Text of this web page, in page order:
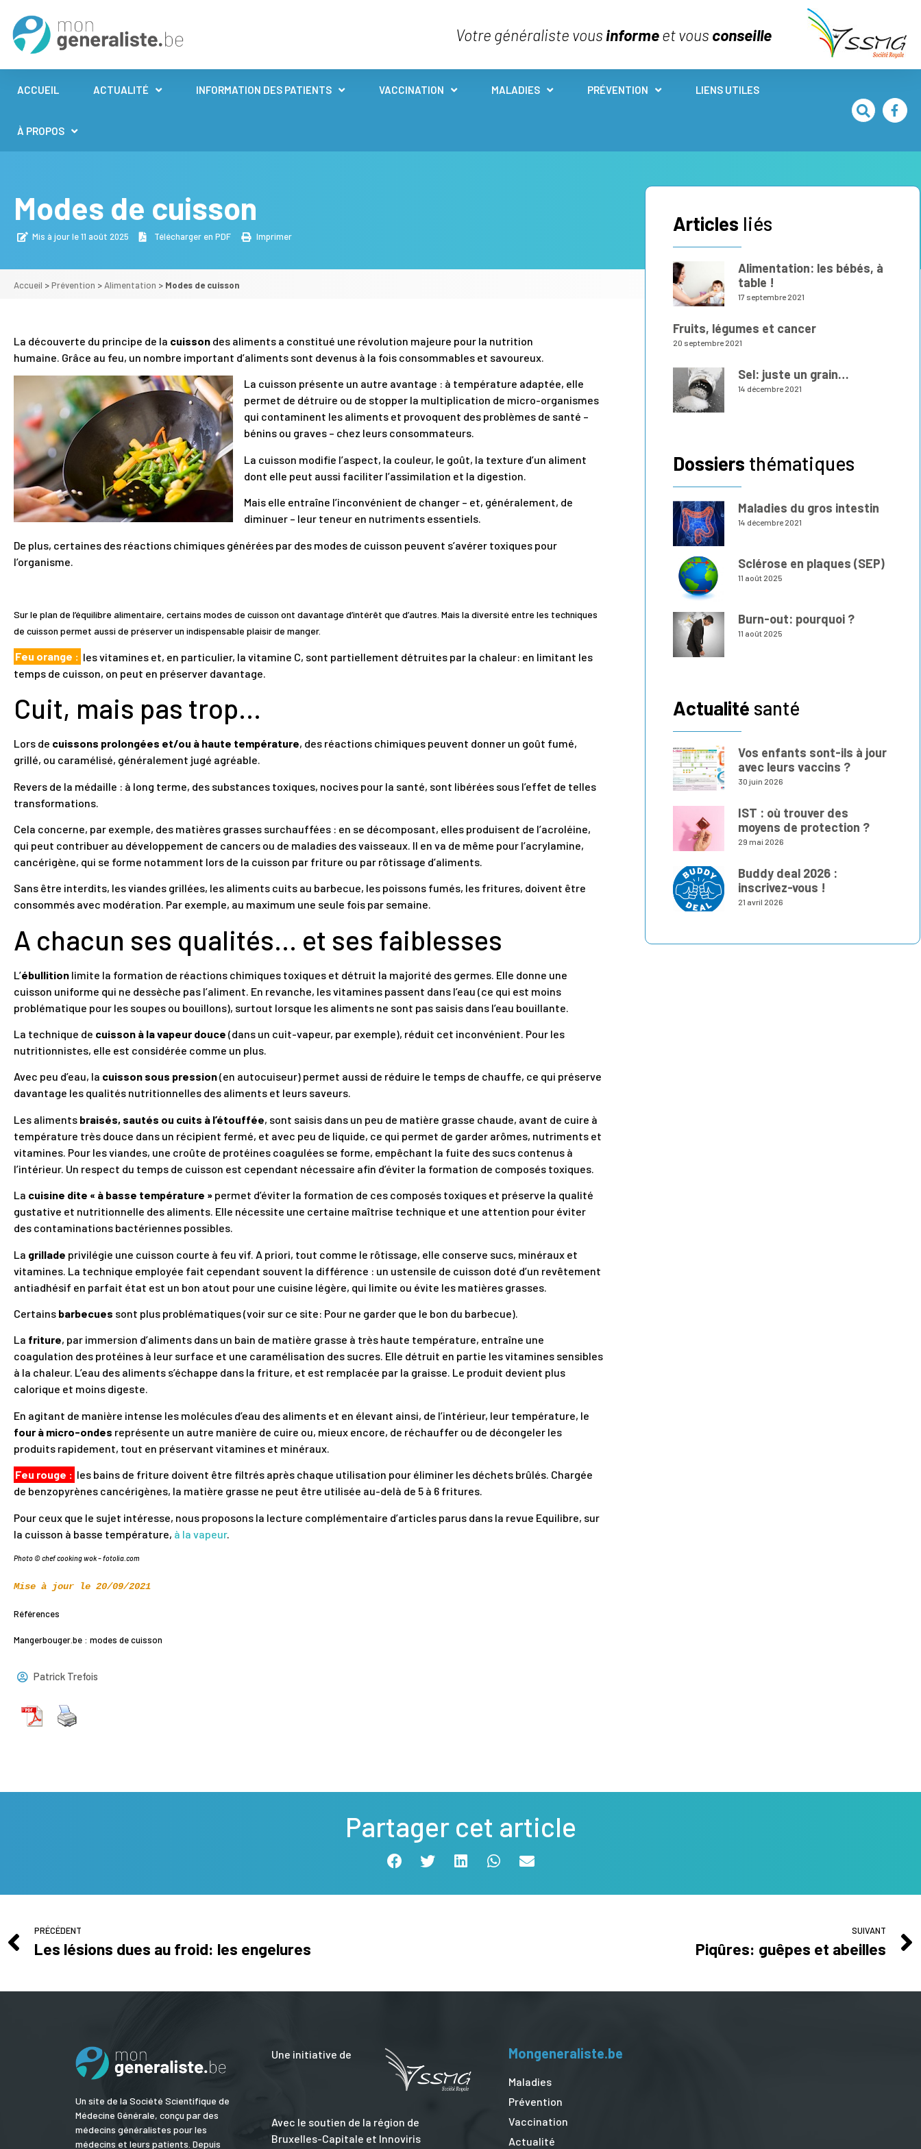
Votre généraliste vous informeet vous conseille
ACCUEIL ACTUALITÉ INFORMATION DES PATIENTS VACCINATION MALADIES PRÉVENTION LIENS UTILES
À PROPOS
Modes de cuisson
Mis à jour le 11 août 2025 Télécharger en PDF Imprimer
Articles liés
Alimentation: les bébés, à
table !
17 septembre 2021
Fruits, légumes et cancer
20 septembre 2021
Sel: juste un grain…
14 décembre 2021
Dossiers thématiques
Maladies du gros intestin
14 décembre 2021
Sclérose en plaques (SEP)
11 août 2025
Burn-out: pourquoi ?
11 août 2025
Actualité santé
Vos enfants sont-ils à jour
avec leurs vaccins ?
30 juin 2026
IST : où trouver des
moyens de protection ?
29 mai 2026
Buddy deal 2026 :
inscrivez-vous !
21 avril 2026
Accueil >Prévention > Alimentation > Modes de cuisson
La découverte du principe de la cuisson des aliments a constitué une révolution majeure pour la nutrition
humaine. Grâce au feu, un nombre important d’aliments sont devenus à la fois consommables et savoureux.
La cuisson présente un autre avantage : à température adaptée, elle
permet de détruire ou de stopper la multiplication de micro-organismes
qui contaminent les aliments et provoquent des problèmes de santé –
bénins ou graves – chez leurs consommateurs.
La cuisson modifie l’aspect, la couleur, le goût, la texture d’un aliment
dont elle peut aussi faciliter l’assimilation et la digestion.
Mais elle entraîne l’inconvénient de changer – et, généralement, de
diminuer – leur teneur en nutriments essentiels.
De plus, certaines des réactions chimiques générées par des modes de cuisson peuvent s’avérer toxiques pour
l’organisme.
Sur le plan de l’équilibre alimentaire, certains modes de cuisson ont davantage d’intérêt que d’autres. Mais la diversité entre les techniques
de cuisson permet aussi de préserver un indispensable plaisir de manger.
Feu orange : les vitamines et, en particulier, la vitamine C, sont partiellement détruites par la chaleur: en limitant les
temps de cuisson, on peut en préserver davantage.
Cuit, mais pas trop…
Lors de cuissons prolongées et/ou à haute température, des réactions chimiques peuvent donner un goût fumé,
grillé, ou caramélisé, généralement jugé agréable.
Revers de la médaille : à long terme, des substances toxiques, nocives pour la santé, sont libérées sous l’effet de telles
transformations.
Cela concerne, par exemple, des matières grasses surchauffées : en se décomposant, elles produisent de l’acroléine,
qui peut contribuer au développement de cancers ou de maladies des vaisseaux. Il en va de même pour l’acrylamine,
cancérigène, qui se forme notamment lors de la cuisson par friture ou par rôtissage d’aliments.
Sans être interdits, les viandes grillées, les aliments cuits au barbecue, les poissons fumés, les fritures, doivent être
consommés avec modération. Par exemple, au maximum une seule fois par semaine.
A chacun ses qualités… et ses faiblesses
L’ébullition limite la formation de réactions chimiques toxiques et détruit la majorité des germes. Elle donne une
cuisson uniforme qui ne dessèche pas l’aliment. En revanche, les vitamines passent dans l’eau (ce qui est moins
problématique pour les soupes ou bouillons), surtout lorsque les aliments ne sont pas saisis dans l’eau bouillante.
La technique de cuisson à la vapeur douce (dans un cuit-vapeur, par exemple), réduit cet inconvénient. Pour les
nutritionnistes, elle est considérée comme un plus.
Avec peu d’eau, la cuisson sous pression(en autocuiseur) permet aussi de réduire le temps de chauffe, ce qui préserve
davantage les qualités nutritionnelles des aliments et leurs saveurs.
Les aliments braisés, sautés ou cuits à l’étouffée, sont saisis dans un peu de matière grasse chaude, avant de cuire à
température très douce dans un récipient fermé, et avec peu de liquide, ce qui permet de garder arômes, nutriments et
vitamines. Pour les viandes, une croûte de protéines coagulées se forme, empêchant la fuite des sucs contenus à
l’intérieur. Un respect du temps de cuisson est cependant nécessaire afin d’éviter la formation de composés toxiques.
La cuisine dite « à basse température » permet d’éviter la formation de ces composés toxiques et préserve la qualité
gustative et nutritionnelle des aliments. Elle nécessite une certaine maîtrise technique et une attention pour éviter
des contaminations bactériennes possibles.
La grillade privilégie une cuisson courte à feu vif. A priori, tout comme le rôtissage, elle conserve sucs, minéraux et
vitamines. La technique employée fait cependant souvent la différence : un ustensile de cuisson doté d’un revêtement
antiadhésif en parfait état est un bon atout pour une cuisine légère, qui limite ou évite les matières grasses.
Certains barbecues sont plus problématiques (voir sur ce site: Pour ne garder que le bon du barbecue).
La friture, par immersion d’aliments dans un bain de matière grasse à très haute température, entraîne une
coagulation des protéines à leur surface et une caramélisation des sucres. Elle détruit en partie les vitamines sensibles
à la chaleur. L’eau des aliments s’échappe dans la friture, et est remplacée par la graisse. Le produit devient plus
calorique et moins digeste.
En agitant de manière intense les molécules d’eau des aliments et en élevant ainsi, de l’intérieur, leur température, le
four à micro-ondes représente un autre manière de cuire ou, mieux encore, de réchauffer ou de décongeler les
produits rapidement, tout en préservant vitamines et minéraux.
Feu rouge : les bains de friture doivent être filtrés après chaque utilisation pour éliminer les déchets brûlés. Chargée
de benzopyrènes cancérigènes, la matière grasse ne peut être utilisée au-delà de 5 à 6 fritures.
Pour ceux que le sujet intéresse, nous proposons la lecture complémentaire d’articles parus dans la revue Equilibre, sur
la cuisson à basse température, à la vapeur.
Photo © chef cooking wok – fotolia.com
Mise à jour le 20/09/2021
Références
Mangerbouger.be : modes de cuisson
Patrick Trefois
Partager cet article
PRÉCÉDENT
Les lésions dues au froid: les engelures
SUIVANT
Piqûres: guêpes et abeilles
Un site de la Société Scientifique de
Médecine Générale, conçu par des
médecins généralistes pour les
médecins et leurs patients. Depuis
Une initiative de
Avec le soutien de la région de
Bruxelles-Capitale et Innoviris
Mongeneraliste.be
Maladies
Prévention
Vaccination
Actualité